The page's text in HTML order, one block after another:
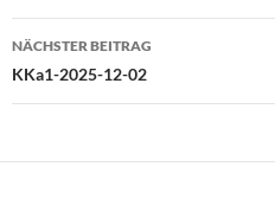
NÄCHSTER BEITRAG
KKa1-2025-12-02